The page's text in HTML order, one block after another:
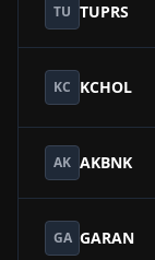
TU TUPRS
KC KCHOL
AK AKBNK
GA GARAN